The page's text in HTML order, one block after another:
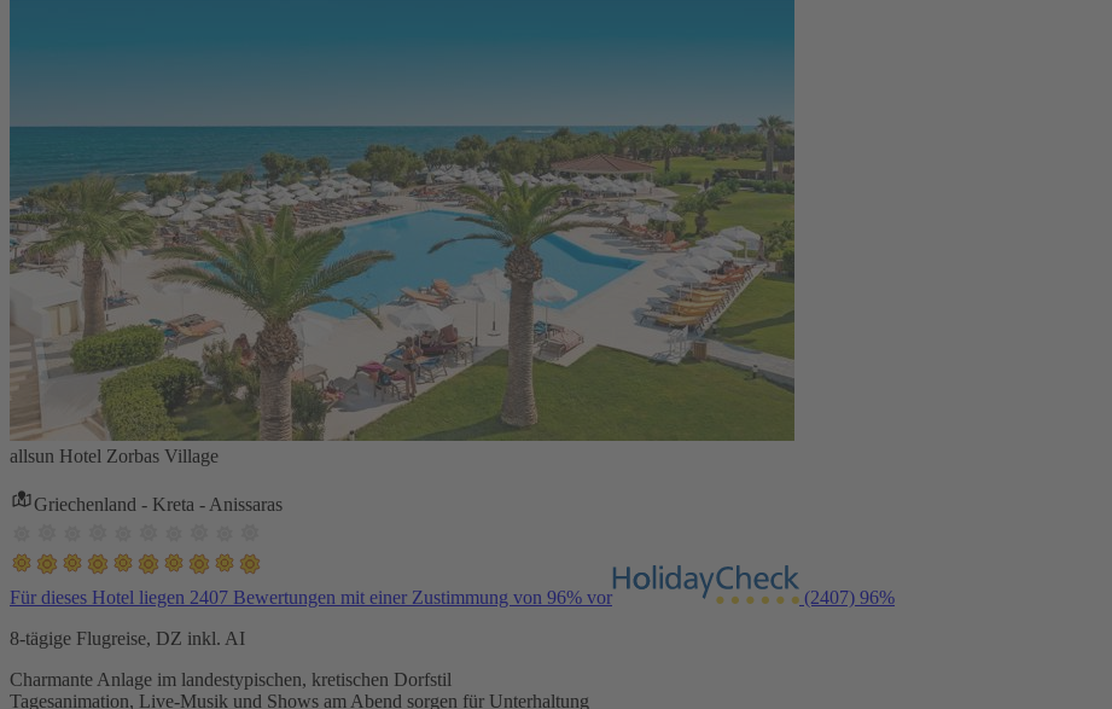
allsun Hotel Zorbas Village
Griechenland - Kreta - Anissaras
Für dieses Hotel liegen 2407 Bewertungen mit einer Zustimmung von 96% vor (2407) 96%
8-tägige Flugreise, DZ inkl. AI
Charmante Anlage im landestypischen, kretischen Dorfstil
Tagesanimation, Live-Musik und Shows am Abend sorgen für Unterhaltung